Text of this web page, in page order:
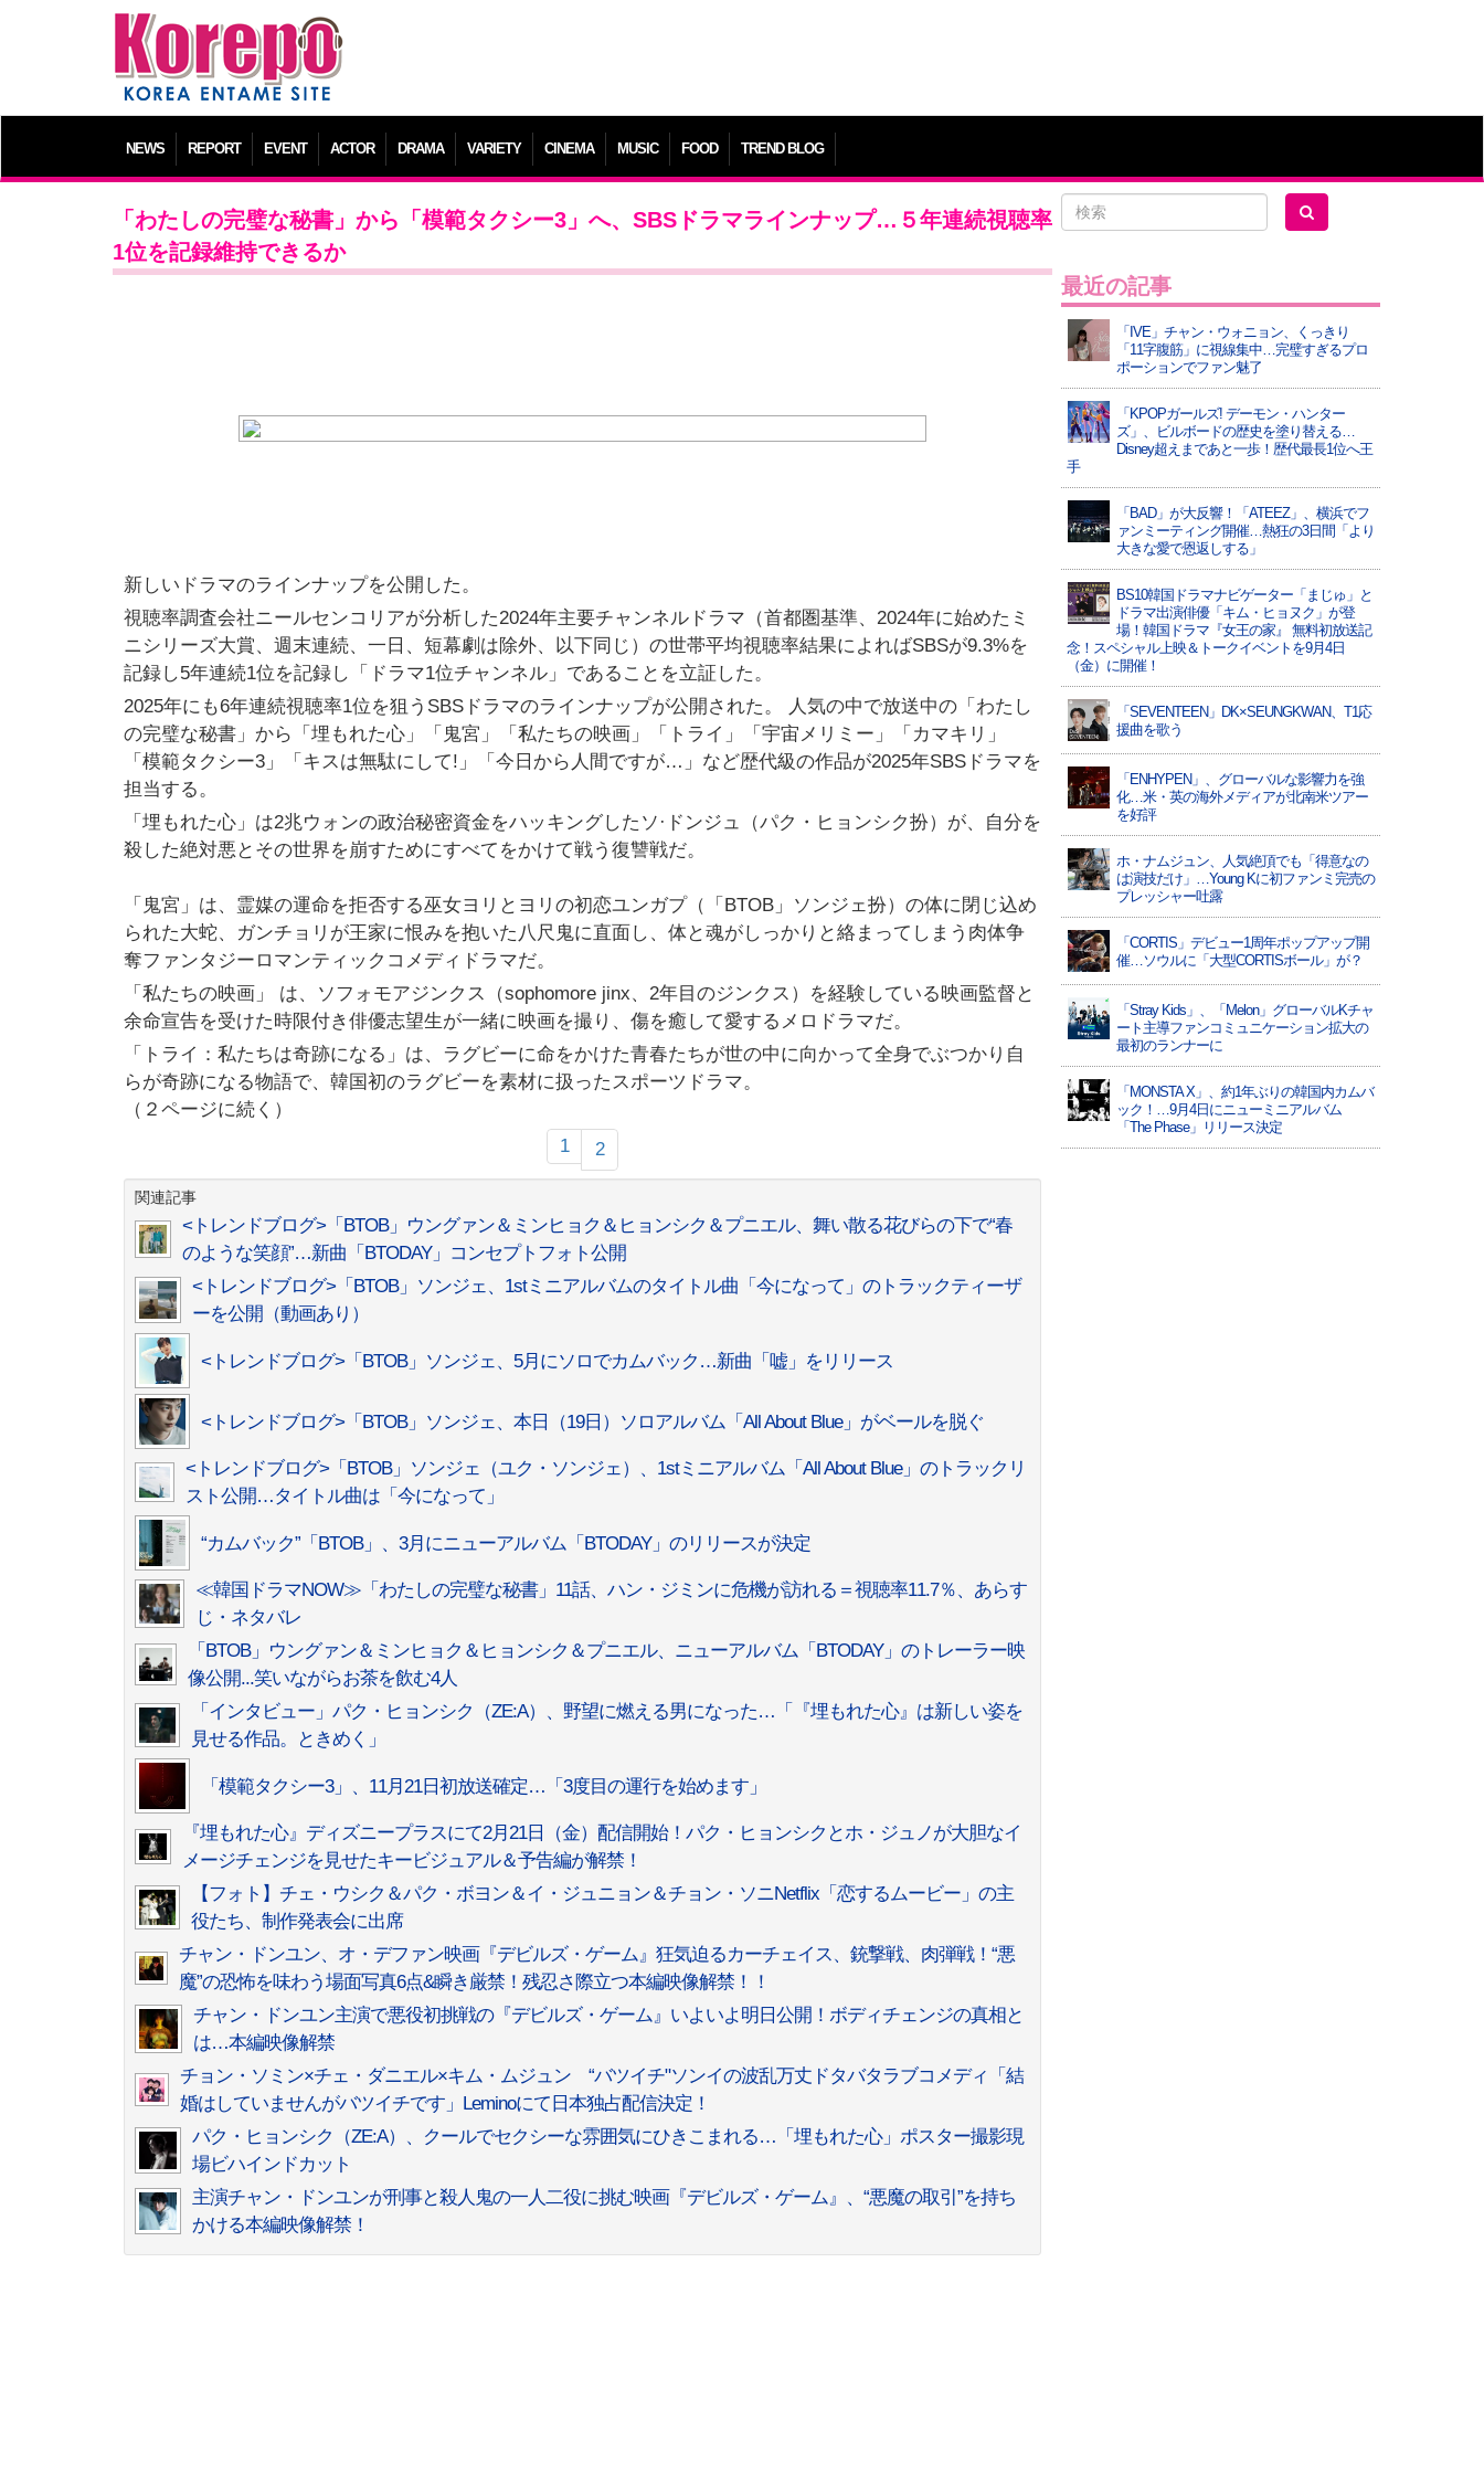
NEWS REPORT EVENT ACTOR DRAMA VARIETY CINEMA MUSIC FOOD TREND BLOG
「わたしの完璧な秘書」から「模範タクシー3」へ、SBSドラマラインナップ…５年連続視聴率
1位を記録維持できるか
新しいドラマのラインナップを公開した。
視聴率調査会社ニールセンコリアが分析した2024年主要チャンネルドラマ（首都圏基準、2024年に始めたミ
ニシリーズ大賞、週末連続、一日、短幕劇は除外、以下同じ）の世帯平均視聴率結果によればSBSが9.3%を
記録し5年連続1位を記録し「ドラマ1位チャンネル」であることを立証した。
2025年にも6年連続視聴率1位を狙うSBSドラマのラインナップが公開された。 人気の中で放送中の「わたし
の完璧な秘書」から「埋もれた心」「鬼宮」「私たちの映画」「トライ」「宇宙メリミー」「カマキリ」
「模範タクシー3」「キスは無駄にして!」「今日から人間ですが…」など歴代級の作品が2025年SBSドラマを
担当する。
「埋もれた心」は2兆ウォンの政治秘密資金をハッキングしたソ·ドンジュ（パク・ヒョンシク扮）が、自分を
殺した絶対悪とその世界を崩すためにすべてをかけて戦う復讐戦だ。
「鬼宮」は、霊媒の運命を拒否する巫女ヨリとヨリの初恋ユンガプ（「BTOB」ソンジェ扮）の体に閉じ込め
られた大蛇、ガンチョリが王家に恨みを抱いた八尺鬼に直面し、体と魂がしっかりと絡まってしまう肉体争
奪ファンタジーロマンティックコメディドラマだ。
「私たちの映画」 は、ソフォモアジンクス（sophomore jinx、2年目のジンクス）を経験している映画監督と
余命宣告を受けた時限付き俳優志望生が一緒に映画を撮り、傷を癒して愛するメロドラマだ。
「トライ：私たちは奇跡になる」は、ラグビーに命をかけた青春たちが世の中に向かって全身でぶつかり自
らが奇跡になる物語で、韓国初のラグビーを素材に扱ったスポーツドラマ。
（２ページに続く）
1
2
関連記事
<トレンドブログ>「BTOB」ウングァン＆ミンヒョク＆ヒョンシク＆プニエル、舞い散る花びらの下で“春
のような笑顔”…新曲「BTODAY」コンセプトフォト公開
<トレンドブログ>「BTOB」ソンジェ、1stミニアルバムのタイトル曲「今になって」のトラックティーザ
ーを公開（動画あり）
<トレンドブログ>「BTOB」ソンジェ、5月にソロでカムバック…新曲「嘘」をリリース
<トレンドブログ>「BTOB」ソンジェ、本日（19日）ソロアルバム「All About Blue」がベールを脱ぐ
<トレンドブログ>「BTOB」ソンジェ（ユク・ソンジェ）、1stミニアルバム「All About Blue」のトラックリ
スト公開…タイトル曲は「今になって」
“カムバック”「BTOB」、3月にニューアルバム「BTODAY」のリリースが決定
≪韓国ドラマNOW≫「わたしの完璧な秘書」11話、ハン・ジミンに危機が訪れる＝視聴率11.7％、あらす
じ・ネタバレ
「BTOB」ウングァン＆ミンヒョク＆ヒョンシク＆プニエル、ニューアルバム「BTODAY」のトレーラー映
像公開...笑いながらお茶を飲む4人
「インタビュー」パク・ヒョンシク（ZE:A）、野望に燃える男になった…「『埋もれた心』は新しい姿を
見せる作品。ときめく」
「模範タクシー3」、11月21日初放送確定…「3度目の運行を始めます」
『埋もれた心』ディズニープラスにて2月21日（金）配信開始！パク・ヒョンシクとホ・ジュノが大胆なイ
メージチェンジを見せたキービジュアル＆予告編が解禁！
【フォト】チェ・ウシク＆パク・ボヨン＆イ・ジュニョン＆チョン・ソニNetflix「恋するムービー」の主
役たち、制作発表会に出席
チャン・ドンユン、オ・デファン映画『デビルズ・ゲーム』狂気迫るカーチェイス、銃撃戦、肉弾戦！“悪
魔”の恐怖を味わう場面写真6点&瞬き厳禁！残忍さ際立つ本編映像解禁！！
チャン・ドンユン主演で悪役初挑戦の『デビルズ・ゲーム』いよいよ明日公開！ボディチェンジの真相と
は…本編映像解禁
チョン・ソミン×チェ・ダニエル×キム・ムジュン “バツイチ"ソンイの波乱万丈ドタバタラブコメディ「結
婚はしていませんがバツイチです」Leminoにて日本独占配信決定！
パク・ヒョンシク（ZE:A）、クールでセクシーな雰囲気にひきこまれる…「埋もれた心」ポスター撮影現
場ビハインドカット
主演チャン・ドンユンが刑事と殺人鬼の一人二役に挑む映画『デビルズ・ゲーム』、“悪魔の取引”を持ち
かける本編映像解禁！
最近の記事
「IVE」チャン・ウォニョン、くっきり
「11字腹筋」に視線集中…完璧すぎるプロ
ポーションでファン魅了
「KPOPガールズ! デーモン・ハンター
ズ」、ビルボードの歴史を塗り替える…
Disney超えまであと一歩！歴代最長1位へ王
手
「BAD」が大反響！「ATEEZ」、横浜でフ
ァンミーティング開催…熱狂の3日間「より
大きな愛で恩返しする」
BS10韓国ドラマナビゲーター「まじゅ」と
ドラマ出演俳優「キム・ヒョヌク」が登
場！韓国ドラマ『女王の家』 無料初放送記
念！スペシャル上映＆トークイベントを9月4日
（金）に開催！
「SEVENTEEN」DK×SEUNGKWAN、T1応
援曲を歌う
「ENHYPEN」、グローバルな影響力を強
化…米・英の海外メディアが北南米ツアー
を好評
ホ・ナムジュン、人気絶頂でも「得意なの
は演技だけ」…Young Kに初ファンミ完売の
プレッシャー吐露
「CORTIS」デビュー1周年ポップアップ開
催…ソウルに「大型CORTISボール」が？
「Stray Kids」、「Melon」グローバルKチャ
ート主導ファンコミュニケーション拡大の
最初のランナーに
「MONSTA X」、約1年ぶりの韓国内カムバ
ック！…9月4日にニューミニアルバム
「The Phase」リリース決定